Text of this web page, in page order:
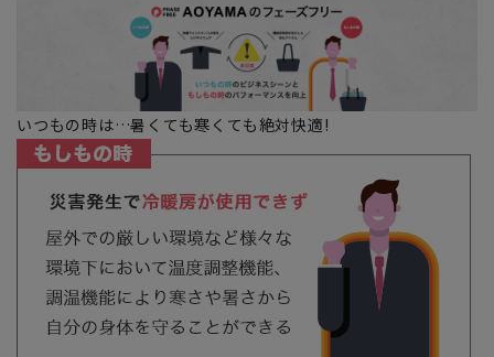
いつもの時は…暑くても寒くても絶対快適!